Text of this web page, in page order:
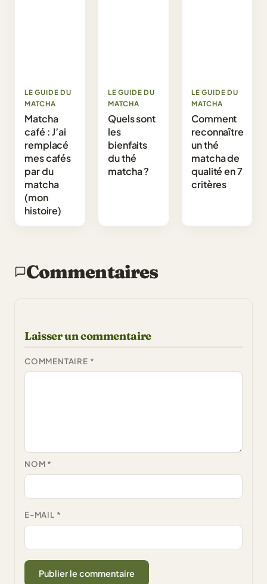
LE GUIDE DU
MATCHA
Matcha
café : J’ai
remplacé
mes cafés
par du
matcha
(mon
histoire)
LE GUIDE DU
MATCHA
Quels sont
les
bienfaits
du thé
matcha ?
LE GUIDE DU
MATCHA
Comment
reconnaître
un thé
matcha de
qualité en 7
critères
Commentaires
Laisser un commentaire
COMMENTAIRE *
NOM *
E-MAIL *